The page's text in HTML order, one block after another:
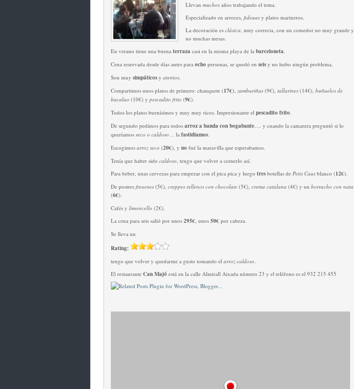
Llevan muchos años trabajando el tema.
Especializado en arroces, fideuas y platos marineros.
La decoración es clásica, muy correcta, con un comedor no muy grande y
no muchas mesas.
En verano tiene una buena terraza casi en la misma playa de la barceloneta.
Cena reservada desde días antes para ocho personas, se quedó en seis y no hubo ningún problema.
Son muy simpáticos y atentos.
Compartimos unos platos de primero: chanquete (17€), zamburiñas (9€), tallarines (14€), buñuelos de
bacalao (10€) y pescadito frito (9€).
Todos los platos buenísimos y muy muy ricos. Impresionante el pescadito frito.
De segundo pedimos para todos arroz a banda con bogabante…. y cuando la camarera preguntó si lo
queríamosseco o caldoso… la fastidiamos.
Escogimos arroz seco (20€), y no fué la maravilla que esperabamos.
Tenía que haber sido caldoso, tengo que volver a comerlo así.
Para beber, unas cervezas para empezar con el pica pica y luego tresbotellas de Petis Causblanco (12€).
De postres fresones (5€), creppes rellenos con chocolate(5€), crema catalana (4€) y un borracho con nata
(6€).
Cafés y limoncello (2€).
La cena para seis salió por unos 295€, unos 50€por cabeza.
Se lleva un
Rating:
tengo que volver y quedarme a gusto tomando elarroz caldoso.
El restauranteCan Majó está en la calle Almirall Aixada número 23 y el teléfono es el 932 215 455